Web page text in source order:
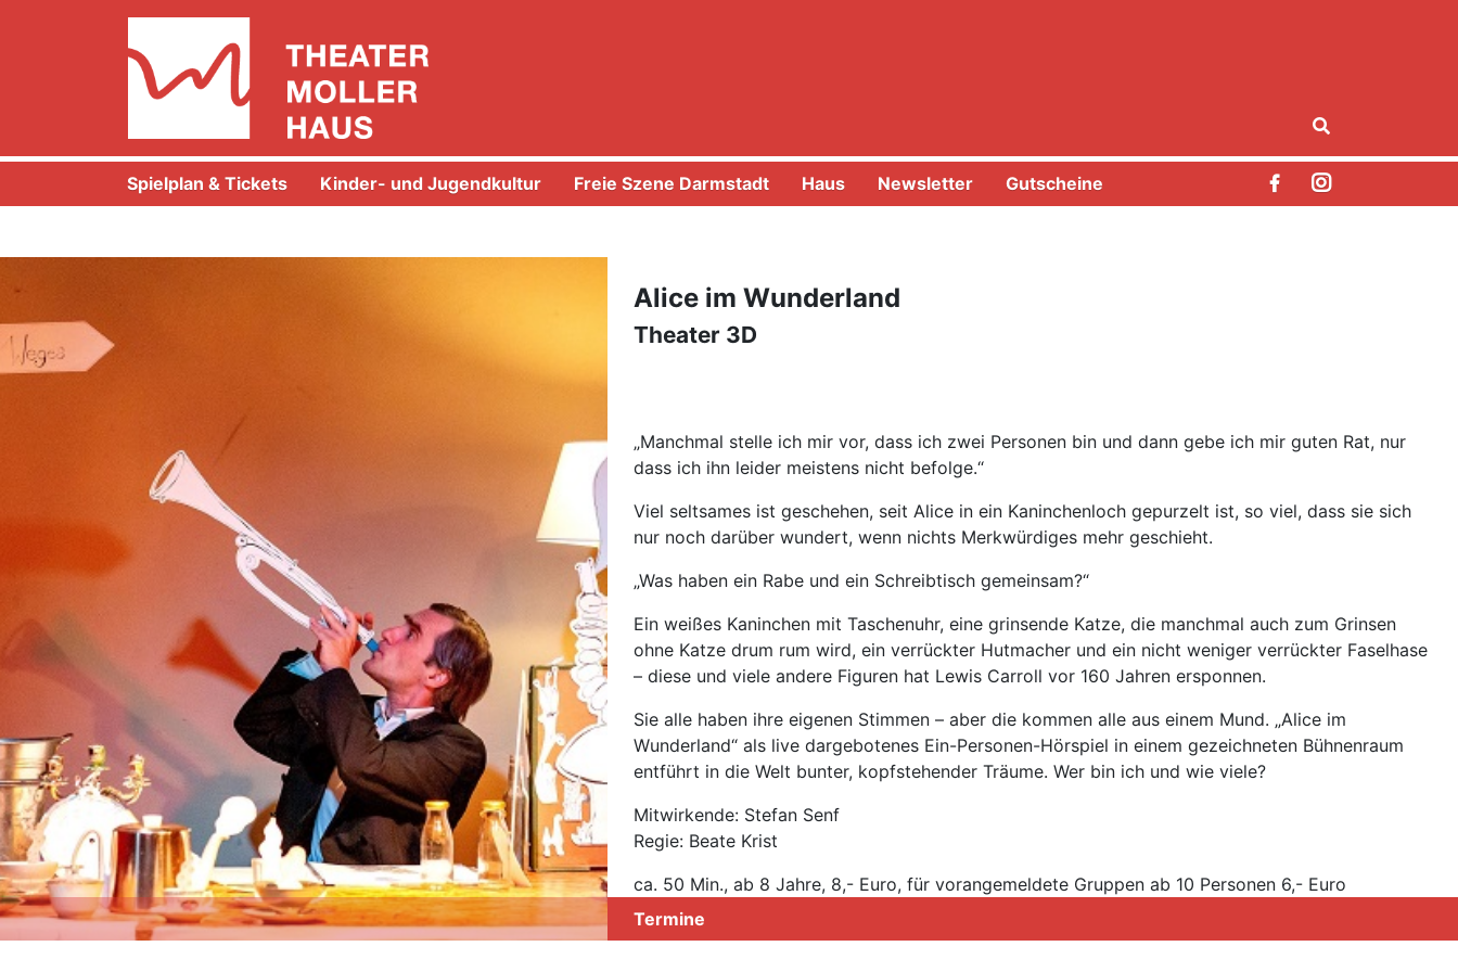
Spielplan & Tickets Kinder- und Jugendkultur Freie Szene Darmstadt Haus Newsletter Gutscheine
Alice im Wunderland
Theater 3D
„Manchmal stelle ich mir vor, dass ich zwei Personen bin und dann gebe ich mir guten Rat, nur
dass ich ihn leider meistens nicht befolge.“
Viel seltsames ist geschehen, seit Alice in ein Kaninchenloch gepurzelt ist, so viel, dass sie sich
nur noch darüber wundert, wenn nichts Merkwürdiges mehr geschieht.
„Was haben ein Rabe und ein Schreibtisch gemeinsam?“
Ein weißes Kaninchen mit Taschenuhr, eine grinsende Katze, die manchmal auch zum Grinsen
ohne Katze drum rum wird, ein verrückter Hutmacher und ein nicht weniger verrückter Faselhase
– diese und viele andere Figuren hat Lewis Carroll vor 160 Jahren ersponnen.
Sie alle haben ihre eigenen Stimmen – aber die kommen alle aus einem Mund. „Alice im
Wunderland“ als live dargebotenes Ein-Personen-Hörspiel in einem gezeichneten Bühnenraum
entführt in die Welt bunter, kopfstehender Träume. Wer bin ich und wie viele?
Mitwirkende: Stefan Senf
Regie: Beate Krist
ca. 50 Min., ab 8 Jahre, 8,- Euro, für vorangemeldete Gruppen ab 10 Personen 6,- Euro
Termine